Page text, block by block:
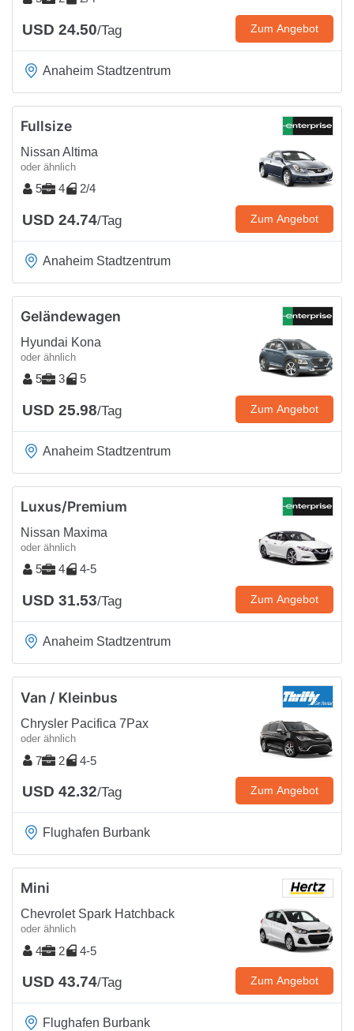
USD 24.50/Tag Zum Angebot
Anaheim Stadtzentrum
Fullsize
Nissan Altima
oder ähnlich
5 4 2/4
USD 24.74/Tag Zum Angebot
Anaheim Stadtzentrum
Geländewagen
Hyundai Kona
oder ähnlich
5 3 5
USD 25.98/Tag Zum Angebot
Anaheim Stadtzentrum
Luxus/Premium
Nissan Maxima
oder ähnlich
5 4 4-5
USD 31.53/Tag Zum Angebot
Anaheim Stadtzentrum
Van / Kleinbus
Chrysler Pacifica 7Pax
oder ähnlich
7 2 4-5
USD 42.32/Tag Zum Angebot
Flughafen Burbank
Mini
Chevrolet Spark Hatchback
oder ähnlich
4 2 4-5
USD 43.74/Tag Zum Angebot
Flughafen Burbank